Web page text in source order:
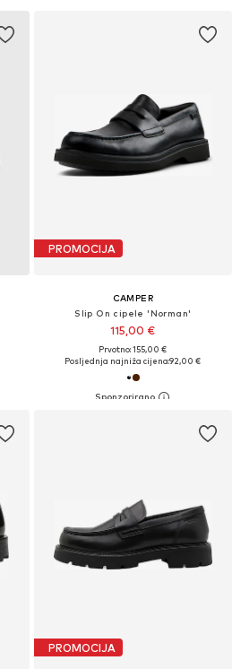
PROMOCIJA
CAMPER
Slip On cipele 'Norman'
115,00 €
Prvotno: 155,00 €
Posljednja najniža cijena:92,00 €
PROMOCIJA